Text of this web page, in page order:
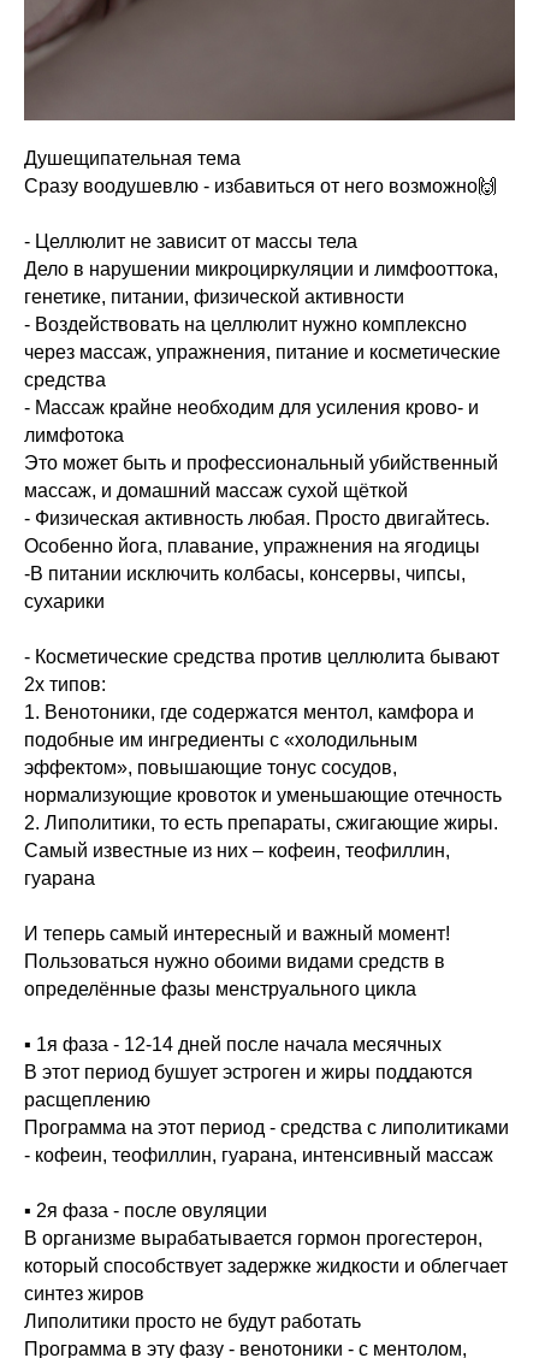
Душещипательная тема
Сразу воодушевлю - избавиться от него возможно🙌
- Целлюлит не зависит от массы тела
Дело в нарушении микроциркуляции и лимфооттока,
генетике, питании, физической активности
- Воздействовать на целлюлит нужно комплексно
через массаж, упражнения, питание и косметические
средства
- Массаж крайне необходим для усиления крово- и
лимфотока
Это может быть и профессиональный убийственный
массаж, и домашний массаж сухой щёткой
- Физическая активность любая. Просто двигайтесь.
Особенно йога, плавание, упражнения на ягодицы
-В питании исключить колбасы, консервы, чипсы,
сухарики
- Косметические средства против целлюлита бывают
2х типов:
1. Венотоники, где содержатся ментол, камфора и
подобные им ингредиенты с «холодильным
эффектом», повышающие тонус сосудов,
нормализующие кровоток и уменьшающие отечность
2. Липолитики, то есть препараты, сжигающие жиры.
Самый известные из них – кофеин, теофиллин,
гуарана
И теперь самый интересный и важный момент!
Пользоваться нужно обоими видами средств в
определённые фазы менструального цикла
▪️ 1я фаза - 12-14 дней после начала месячных
В этот период бушует эстроген и жиры поддаются
расщеплению
Программа на этот период - средства с липолитиками
- кофеин, теофиллин, гуарана, интенсивный массаж
▪️ 2я фаза - после овуляции
В организме вырабатывается гормон прогестерон,
который способствует задержке жидкости и облегчает
синтез жиров
Липолитики просто не будут работать
Программа в эту фазу - венотоники - с ментолом,